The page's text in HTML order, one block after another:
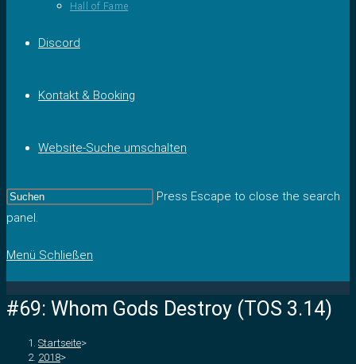
Hall of Fame
Discord
Kontakt & Booking
Website-Suche umschalten
Press Escape to close the search
panel.
Menü Schließen
#69: Whom Gods Destroy (TOS 3.14)
Startseite>
2018>